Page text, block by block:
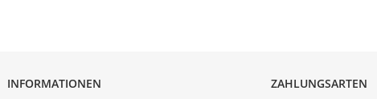
INFORMATIONEN ZAHLUNGSARTEN